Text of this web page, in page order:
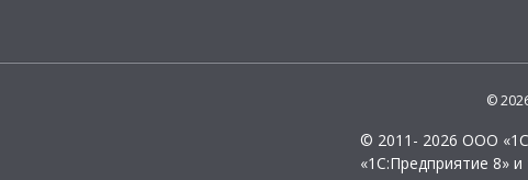
©
© 2011- 2026 ООО
«1С:Предприятие 8»